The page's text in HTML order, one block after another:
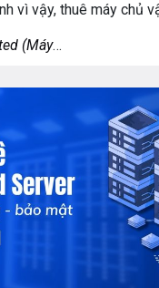
vì vậy, thuê máy chủ
khả năng […]
(Máy